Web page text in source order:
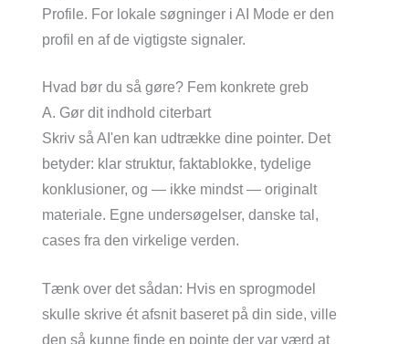
Profile. For lokale søgninger i AI Mode er den
profil en af de vigtigste signaler.
Hvad bør du så gøre? Fem konkrete greb
A. Gør dit indhold citerbart
Skriv så AI'en kan udtrække dine pointer. Det
betyder: klar struktur, faktablokke, tydelige
konklusioner, og — ikke mindst — originalt
materiale. Egne undersøgelser, danske tal,
cases fra den virkelige verden.
Tænk over det sådan: Hvis en sprogmodel
skulle skrive ét afsnit baseret på din side, ville
den så kunne finde en pointe der var værd at